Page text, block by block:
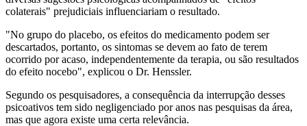
colaterais" prejudiciais influenciariam o resultado.
"No grupo do placebo, os efeitos do medicamento podem ser
descartados, portanto, os sintomas se devem ao fato de terem
ocorrido por acaso, independentemente da terapia, ou são resultados
do efeito nocebo", explicou o Dr. Henssler.
Segundo os pesquisadores, a consequência da interrupção desses
psicoativos tem sido negligenciado por anos nas pesquisas da área,
mas que agora existe uma certa relevância.